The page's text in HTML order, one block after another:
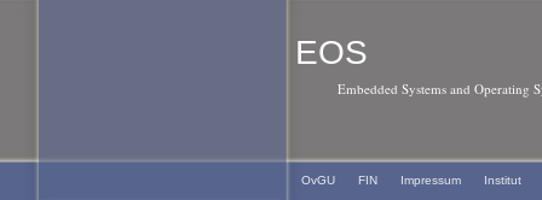
EOS
Embedded Systems and Operating
OvGU FIN Impressum Institut